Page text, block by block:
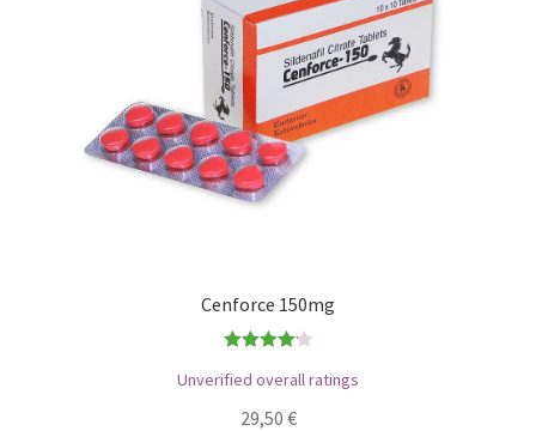
Cenforce 150mg
mit4.17
von 5
Unverified overall ratings
29,50 €